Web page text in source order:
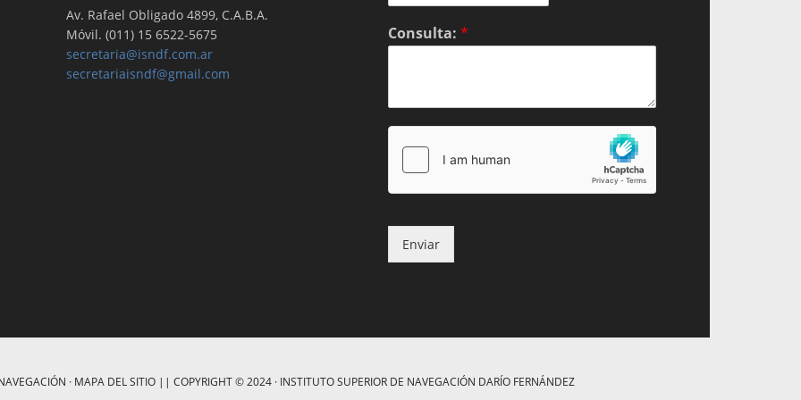
Av. Rafael Obligado 4899, C.A.B.A.
Móvil. (011) 15 6522-5675
secretaria@isndf.com.ar
secretariaisndf@gmail.com
Consulta:*
Enviar
· MAPA DEL SITIO || COPYRIGHT © 2024 · INSTITUTO SUPERIOR DE NAVEGACIÓN DARÍO FERNÁNDEZ